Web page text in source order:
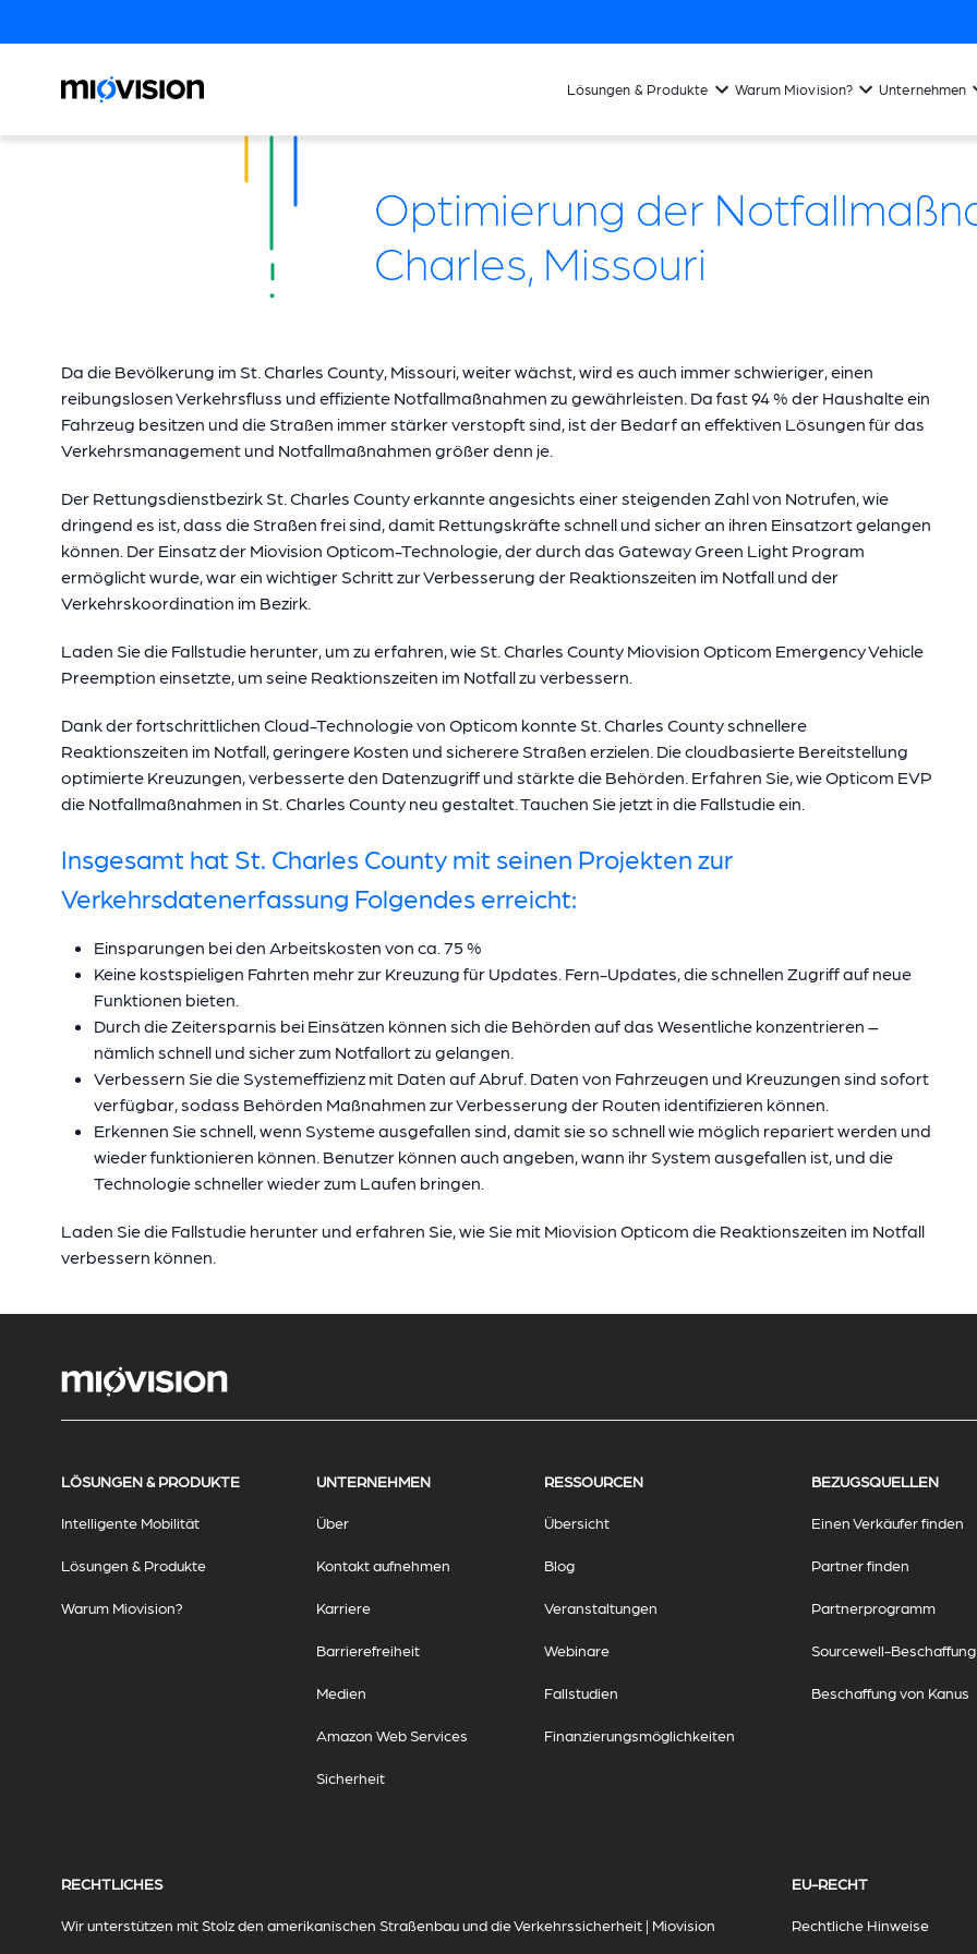
Lösungen & Produkte Warum Miovision? Unternehmen
Optimierung der
Charles, Missouri
Da die Bevölkerung im St. Charles County, Missouri, weiter wächst, wird es auch immer schwieriger, einen
reibungslosen Verkehrsfluss und effiziente Notfallmaßnahmen zu gewährleisten. Da fast 94 % der Haushalte ein
Fahrzeug besitzen und die Straßen immer stärker verstopft sind, ist der Bedarf an effektiven Lösungen für das
Verkehrsmanagement und Notfallmaßnahmen größer denn je.
Der Rettungsdienstbezirk St. Charles County erkannte angesichts einer steigenden Zahl von Notrufen, wie
dringend es ist, dass die Straßen frei sind, damit Rettungskräfte schnell und sicher an ihren Einsatzort gelangen
können. Der Einsatz der Miovision Opticom-Technologie, der durch das Gateway Green Light Program
ermöglicht wurde, war ein wichtiger Schritt zur Verbesserung der Reaktionszeiten im Notfall und der
Verkehrskoordination im Bezirk.
Laden Sie die Fallstudie herunter, um zu erfahren, wie St. Charles County Miovision Opticom Emergency Vehicle
Preemption einsetzte, um seine Reaktionszeiten im Notfall zu verbessern.
Dank der fortschrittlichen Cloud-Technologie von Opticom konnte St. Charles County schnellere
Reaktionszeiten im Notfall, geringere Kosten und sicherere Straßen erzielen. Die cloudbasierte Bereitstellung
optimierte Kreuzungen, verbesserte den Datenzugriff und stärkte die Behörden. Erfahren Sie, wie Opticom EVP
die Notfallmaßnahmen in St. Charles County neu gestaltet. Tauchen Sie jetzt in die Fallstudie ein.
Insgesamt hat St. Charles County mit seinen Projekten zur
Verkehrsdatenerfassung Folgendes erreicht:
Einsparungen bei den Arbeitskosten von ca. 75 %
Keine kostspieligen Fahrten mehr zur Kreuzung für Updates. Fern-Updates, die schnellen Zugriff auf neue
Funktionen bieten.
Durch die Zeitersparnis bei Einsätzen können sich die Behörden auf das Wesentliche konzentrieren –
nämlich schnell und sicher zum Notfallort zu gelangen.
Verbessern Sie die Systemeffizienz mit Daten auf Abruf. Daten von Fahrzeugen und Kreuzungen sind sofort
verfügbar, sodass Behörden Maßnahmen zur Verbesserung der Routen identifizieren können.
Erkennen Sie schnell, wenn Systeme ausgefallen sind, damit sie so schnell wie möglich repariert werden und
wieder funktionieren können. Benutzer können auch angeben, wann ihr System ausgefallen ist, und die
Technologie schneller wieder zum Laufen bringen.
Laden Sie die Fallstudie herunter und erfahren Sie, wie Sie mit Miovision Opticom die Reaktionszeiten im Notfall
verbessern können.
LÖSUNGEN & PRODUKTE
Intelligente Mobilität
Lösungen & Produkte
Warum Miovision?
UNTERNEHMEN
Über
Kontakt aufnehmen
Karriere
Barrierefreiheit
Medien
Amazon Web Services
Sicherheit
RESSOURCEN
Übersicht
Blog
Veranstaltungen
Webinare
Fallstudien
Finanzierungsmöglichkeiten
BEZUGSQUELLEN
Einen Verkäufer finden
Partner finden
Partnerprogramm
Sourcewell-Beschaffung
Beschaffung von Kanus
RECHTLICHES
Wir unterstützen mit Stolz den amerikanischen Straßenbau und die Verkehrssicherheit | Miovision
EU-RECHT
Rechtliche Hinweise